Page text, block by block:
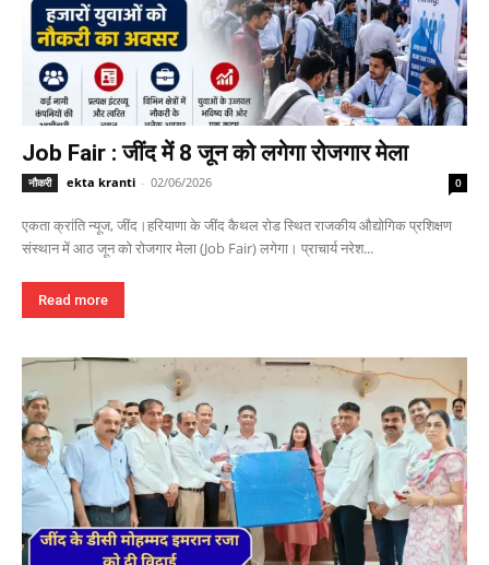
Job Fair : जींद में 8 जून को लगेगा रोजगार मेला
नौकरी ekta kranti - 02/06/2026 0
एकता क्रांति न्यूज, जींद।हरियाणा के जींद कैथल रोड स्थित राजकीय औद्योगिक प्रशिक्षण
संस्थान में आठ जून को रोजगार मेला (Job Fair) लगेगा। प्राचार्य नरेश...
Read more